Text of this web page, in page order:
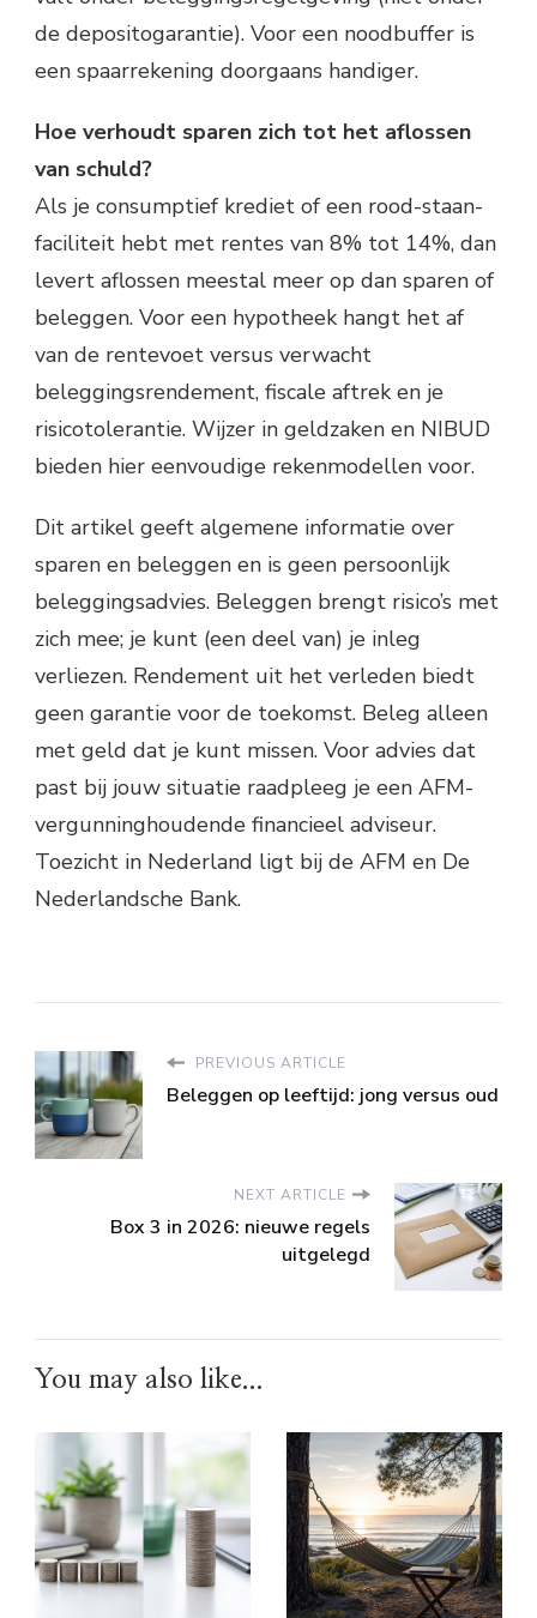
de depositogarantie). Voor een noodbuffer is
een spaarrekening doorgaans handiger.
Hoe verhoudt sparen zich tot het aflossen
van schuld?
Als je consumptief krediet of een rood-staan-
faciliteit hebt met rentes van 8% tot 14%, dan
levert aflossen meestal meer op dan sparen of
beleggen. Voor een hypotheek hangt het af
van de rentevoet versus verwacht
beleggingsrendement, fiscale aftrek en je
risicotolerantie. Wijzer in geldzaken en NIBUD
bieden hier eenvoudige rekenmodellen voor.
Dit artikel geeft algemene informatie over
sparen en beleggen en is geen persoonlijk
beleggingsadvies. Beleggen brengt risico’s met
zich mee; je kunt (een deel van) je inleg
verliezen. Rendement uit het verleden biedt
geen garantie voor de toekomst. Beleg alleen
met geld dat je kunt missen. Voor advies dat
past bij jouw situatie raadpleeg je een AFM-
vergunninghoudende financieel adviseur.
Toezicht in Nederland ligt bij de AFM en De
Nederlandsche Bank.
PREVIOUS ARTICLE
Beleggen op leeftijd: jong versus oud
NEXT ARTICLE
Box 3 in 2026: nieuwe regels
uitgelegd
You may also like...